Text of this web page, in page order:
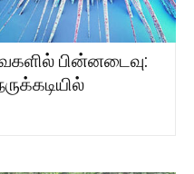
பின்னடைவு: